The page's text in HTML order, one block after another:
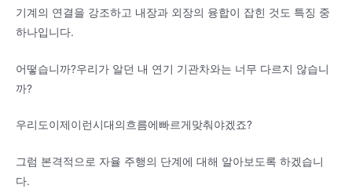
기계의 연결을 강조하고 내장과 외장의 융합이 잡힌 것도 특징 중
하나입니다.
어떻습니까?우리가 알던 내 연기 기관차와는 너무 다르지 않습니
까?
우리도이제이런시대의흐름에빠르게맞춰야겠죠?
그럼 본격적으로 자율 주행의 단계에 대해 알아보도록 하겠습니
다.